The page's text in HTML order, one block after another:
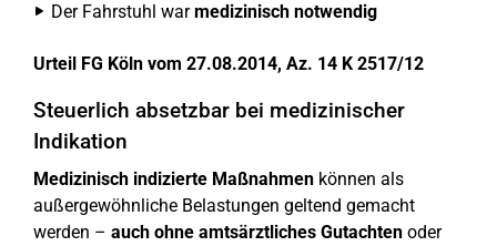
Der Fahrstuhl warmedizinisch notwendig
Urteil FG Köln vom 27.08.2014, Az. 14 K 2517/12
Steuerlich absetzbar bei medizinischer
Indikation
Medizinisch indizierte Maßnahmen können als
außergewöhnliche Belastungen geltend gemacht
werden – auch ohne amtsärztliches Gutachten oder